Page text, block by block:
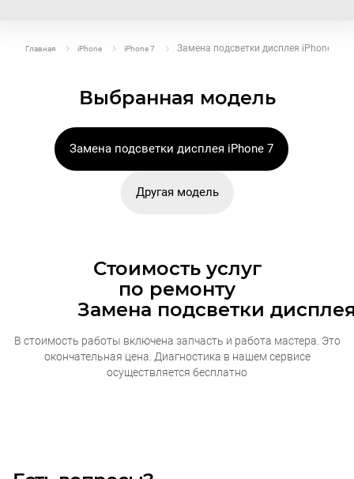
Главная iPhone iPhone 7 Замена подсветки дисплея iPhone 7
Выбранная модель
Замена подсветки дисплея iPhone 7
Другая модель
Стоимость услуг
по ремонту
Замена подсветки
В стоимость работы включена запчасть и работа мастера. Это
окончательная цена. Диагностика в нашем сервисе
осуществляется бесплатно